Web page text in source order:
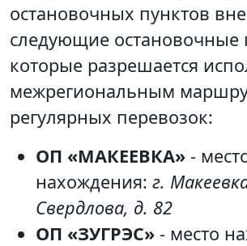
остановочных пунктов
следующие остановочные
которые разрешается
межрегиональным
регулярных перевозок:
ОП «МАКЕЕВКА» -
нахождения: г.
Свердлова, д. 82
ОП «ЗУГРЭС» - место